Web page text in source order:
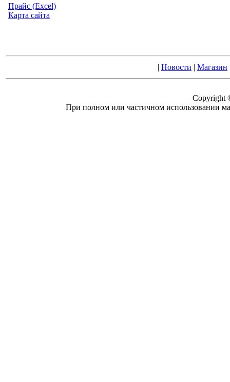
Прайс (Excel)
Карта сайта
| Новости | Магазин
Copyright
При полном или частичном использовании